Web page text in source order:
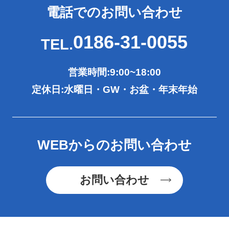
電話でのお問い合わせ
TEL.0186-31-0055
営業時間:9:00~18:00
定休日:水曜日・GW・お盆・年末年始
WEBからのお問い合わせ
お問い合わせ